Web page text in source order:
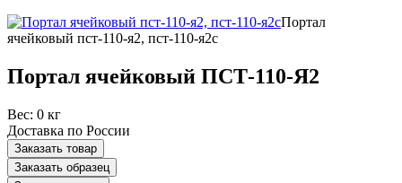
Портал
ячейковый пст-110-я2, пст-110-я2с
Портал ячейковый ПСТ-110-Я2
Вес: 0 кг
Доставка по России
Заказать товар
Заказать образец